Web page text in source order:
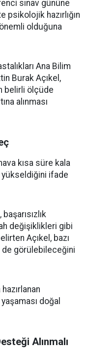
sınav gününe
psikolojik hazırlığın
olduğuna
Ana Bilim
Burak Açıkel,
belirli ölçüde
alınması
kısa süre kala
yükseldiğini ifade
değişiklikleri gibi
Açıkel, bazı
görülebileceğini
doğal
Alınmalı